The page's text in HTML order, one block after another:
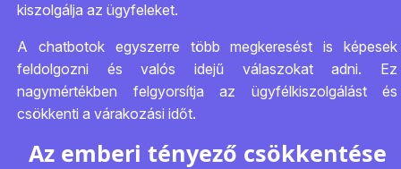
kiszolgálja az ügyfeleket.
A chatbotok egyszerre több megkeresést is képesek
feldolgozni és valós idejű válaszokat adni. Ez
nagymértékben felgyorsítja az ügyfélkiszolgálást és
csökkenti a várakozási időt.
Az emberi tényező csökkentése